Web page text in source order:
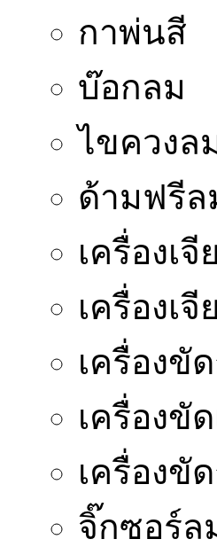
กาพ่นสี
บ๊อกลม
ไขควงล
ด้ามฟรีล
เครื่องเ
เครื่องเจี
เครื่องขั
เครื่องขั
เครื่องขั
จิ๊กซอร์ล